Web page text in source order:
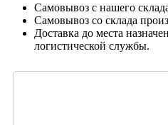
Самовывоз с нашего
Самовывоз со склада
Доставка до места
логистической службы.